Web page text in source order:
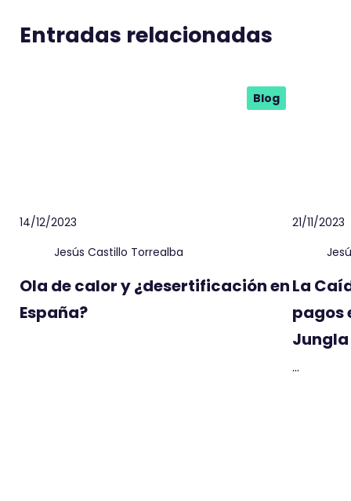
Entradas relacionadas
Blog
14/12/2023
Jesús Castillo Torrealba
Ola de calor y ¿desertificación en
España?
21/11/2023
La
pagos
...